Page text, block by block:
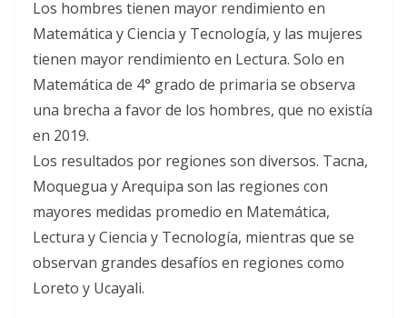
Los hombres tienen mayor rendimiento en
Matemática y Ciencia y Tecnología, y las mujeres
tienen mayor rendimiento en Lectura. Solo en
Matemática de 4° grado de primaria se observa
una brecha a favor de los hombres, que no existía
en 2019.
Los resultados por regiones son diversos. Tacna,
Moquegua y Arequipa son las regiones con
mayores medidas promedio en Matemática,
Lectura y Ciencia y Tecnología, mientras que se
observan grandes desafíos en regiones como
Loreto y Ucayali.